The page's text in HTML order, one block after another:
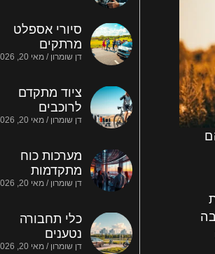
סיורי אספלט
מרתקים
דן שומרון מאי 20, 2026
ציוד מתקדם
לרוכבים
דן שומרון מאי 20, 2026
מערכות כוח
מתקדמות
דן שומרון מאי 20, 2026
כלי תחבורה
נטענים
דן שומרון מאי 20, 2026